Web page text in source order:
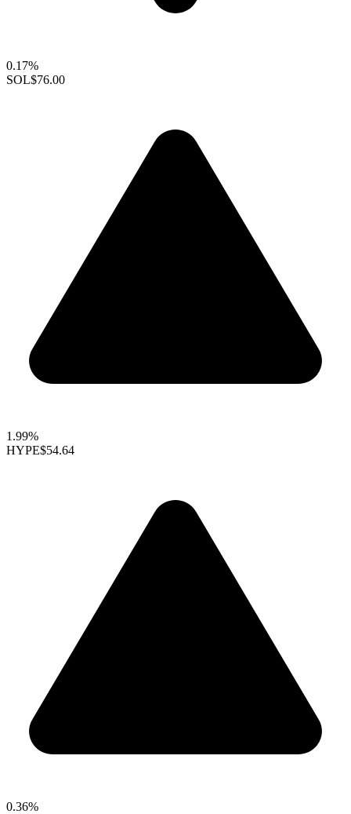
0.17%
SOL$76.00
1.99%
HYPE$54.64
0.36%